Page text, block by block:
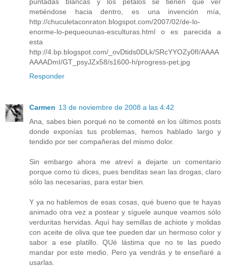
metiéndose hacia dentro, es una invención mía,
http://chuculetaconraton.blogspot.com/2007/02/de-lo-
enorme-lo-pequeounas-esculturas.html o es parecida a
esta
http://4.bp.blogspot.com/_ovDtids0DLk/SRcYYOZy0fI/AAAA
AAAADmI/GT_psyJZx58/s1600-h/progress-pet.jpg
Responder
Carmen 13 de noviembre de 2008 a las 4:42
Ana, sabes bien porqué no te comenté en los últimos posts
donde exponías tus problemas, hemos hablado largo y
tendido por ser compañeras del mismo dolor.
Sin embargo ahora me atreví a dejarte un comentario
porque como tú dices, pues benditas sean las drogas, claro
sólo las necesarias, para estar bien.
Y ya no hablemos de esas cosas, qué bueno que te hayas
animado otra vez a postear y síguele aunque veamos sólo
verduritas hervidas. Aquí hay semillas de achiote y molidas
con aceite de oliva que tee pueden dar un hermoso color y
sabor a ese platillo. QUé lástima que no te las puedo
mandar por este medio. Pero ya vendrás y te enseñaré a
usarlas.